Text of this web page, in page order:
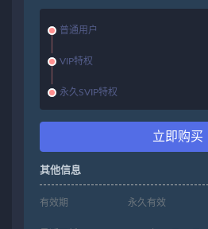
普通用户
VIP特权
永久SVIP特权
立即购买
其他信息
有效期 永久有效